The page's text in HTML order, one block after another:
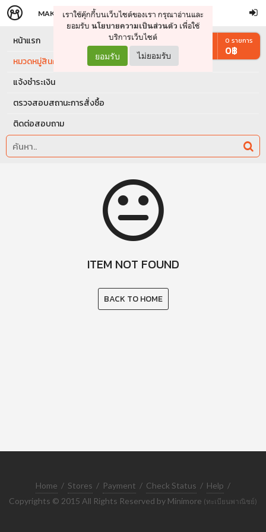
จัดการรถเข็น ดำเนินการต่อ
MAKERS STORE
เราใช้คุ๊กกี้บนเว็บไซต์ของเรา กรุณาอ่านและ
ยอมรับ นโยบายความเป็นส่วนตัว เพื่อใช้
บริการเว็บไซต์
ยอมรับ ไม่ยอมรับ
หน้าแรก
หมวดหมู่สินค้า
แจ้งชำระเงิน
ตรวจสอบสถานะการสั่งซื้อ
ติดต่อสอบถาม
0 รายการ
0฿
ITEM NOT FOUND
BACK TO HOME
Home / Stores / Payment / Check Status / Help /
Copyrights © 2015 All Rights Reserved by Minimore (ทะเบียนพาณิชย์)